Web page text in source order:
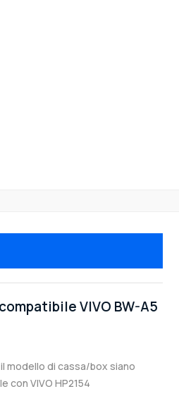
VIVO BW-A5
modello di cassa/box siano
con VIVO HP2154